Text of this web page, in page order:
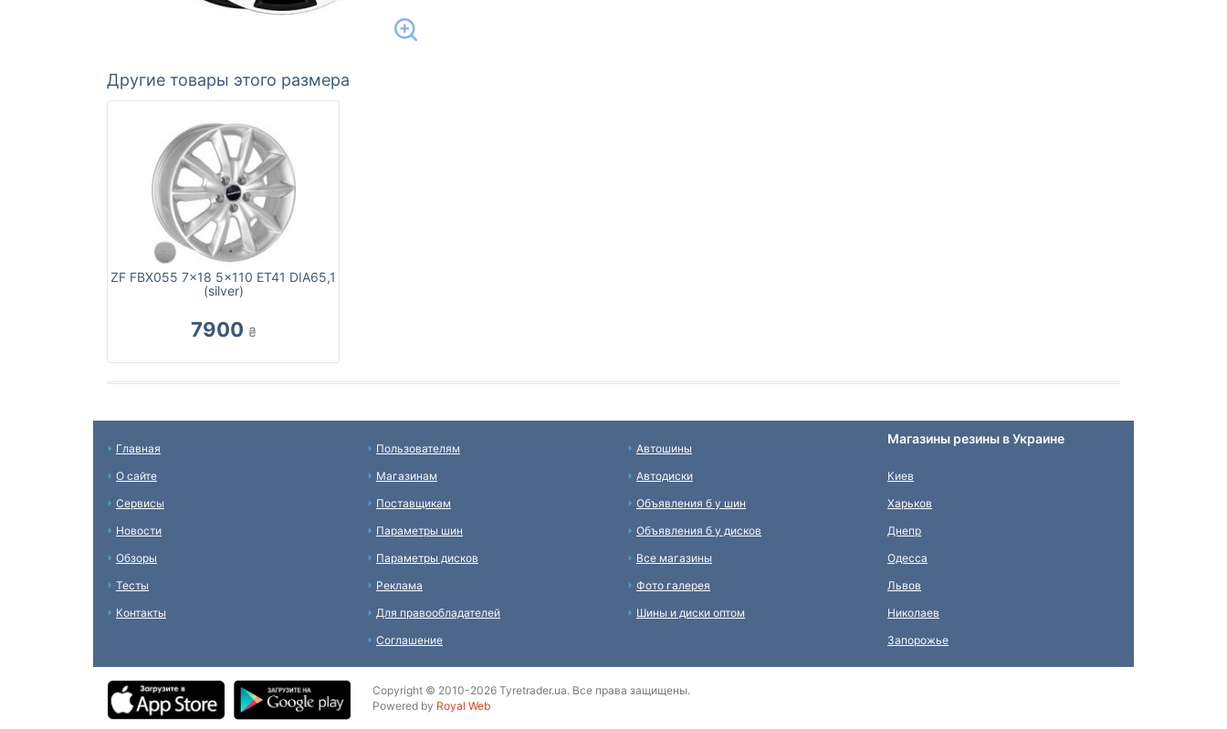
Другие товары этого размера
ZF FBX055 7x18 5x110 ET41 DIA65,1
(silver)
7900 ₴
Главная
О сайте
Сервисы
Новости
Обзоры
Тесты
Контакты
Пользователям
Магазинам
Поставщикам
Параметры шин
Параметры дисков
Реклама
Для правообладателей
Соглашение
Автошины
Автодиски
Объявления б у шин
Объявления б у дисков
Все магазины
Фото галерея
Шины и диски оптом
Магазины резины в Украине
Киев
Харьков
Днепр
Одесса
Львов
Николаев
Запорожье
Copyright © 2010-2026 Tyretrader.ua. Все права защищены.
Powered by Royal Web